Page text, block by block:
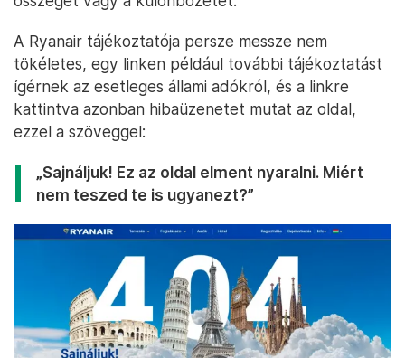
A Ryanair tájékoztatója persze messze nem
tökéletes, egy linken például további tájékoztatást
ígérnek az esetleges állami adókról, és a linkre
kattintva azonban hibaüzenetet mutat az oldal,
ezzel a szöveggel:
„Sajnáljuk! Ez az oldal elment nyaralni. Miért
nem teszed te is ugyanezt?”